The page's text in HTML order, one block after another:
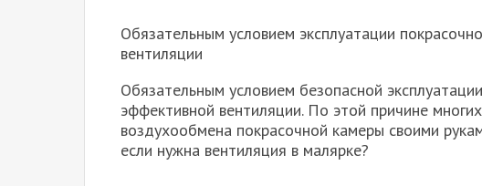
Обязательным условием эксплуатации
вентиляции
Обязательным условием безопасной
эффективной вентиляции. По этой причине
воздухообмена покрасочной камеры своими
если нужна вентиляция в малярке?